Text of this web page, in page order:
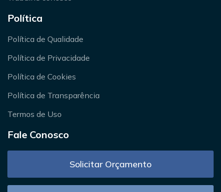
Política
Política de Qualidade
Política de Privacidade
Política de Cookies
Política de Transparência
Termos de Uso
Fale Conosco
Solicitar Orçamento